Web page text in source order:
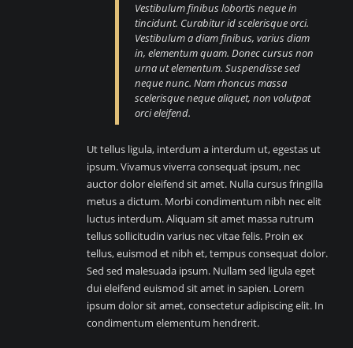
Vestibulum finibus lobortis neque in
tincidunt. Curabitur id scelerisque orci.
Vestibulum a diam finibus, varius diam
in, elementum quam. Donec cursus non
urna ut elementum. Suspendisse sed
neque nunc. Nam rhoncus massa
scelerisque neque aliquet, non volutpat
orci eleifend.
Ut tellus ligula, interdum a interdum ut, egestas ut
ipsum. Vivamus viverra consequat ipsum, nec
auctor dolor eleifend sit amet. Nulla cursus fringilla
metus a dictum. Morbi condimentum nibh nec elit
luctus interdum. Aliquam sit amet massa rutrum
tellus sollicitudin varius nec vitae felis. Proin ex
tellus, euismod et nibh et, tempus consequat dolor.
Sed sed malesuada ipsum. Nullam sed ligula eget
dui eleifend euismod sit amet in sapien. Lorem
ipsum dolor sit amet, consectetur adipiscing elit. In
condimentum elementum hendrerit.